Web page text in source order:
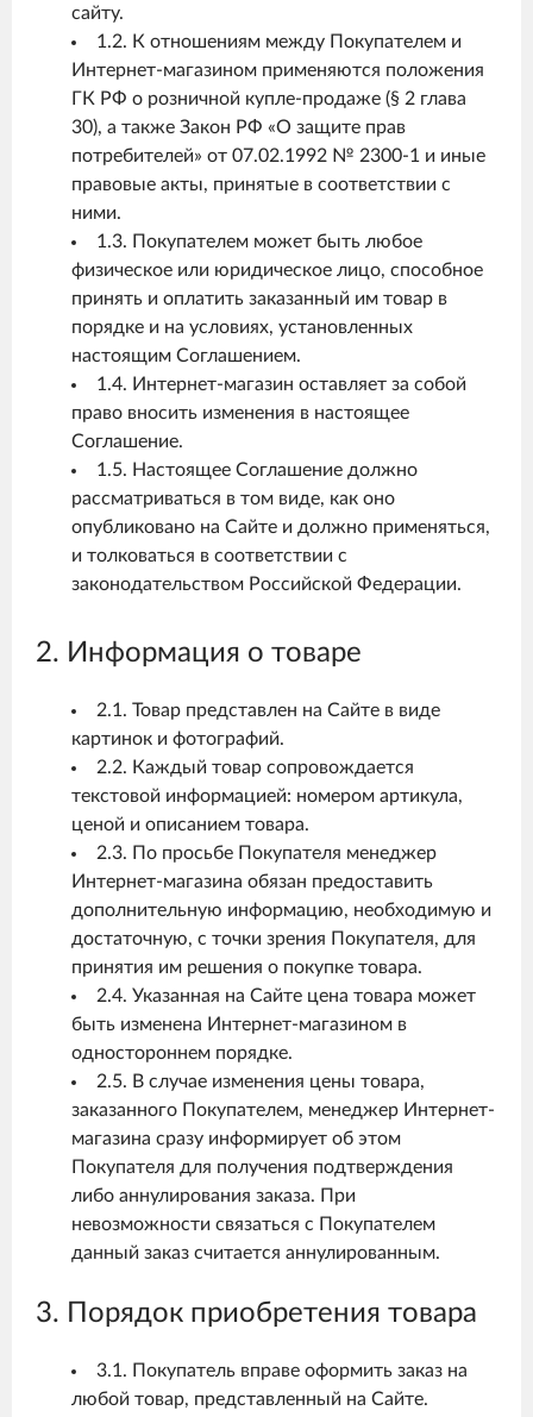
сайту.
1.2. К отношениям между Покупателем и
Интернет-магазином применяются положения
ГК РФ о розничной купле-продаже (§ 2 глава
30), а также Закон РФ «О защите прав
потребителей» от 07.02.1992 № 2300-1 и иные
правовые акты, принятые в соответствии с
ними.
1.3. Покупателем может быть любое
физическое или юридическое лицо, способное
принять и оплатить заказанный им товар в
порядке и на условиях, установленных
настоящим Соглашением.
1.4. Интернет-магазин оставляет за собой
право вносить изменения в настоящее
Соглашение.
1.5. Настоящее Соглашение должно
рассматриваться в том виде, как оно
опубликовано на Сайте и должно применяться,
и толковаться в соответствии с
законодательством Российской Федерации.
2. Информация о товаре
2.1. Товар представлен на Сайте в виде
картинок и фотографий.
2.2. Каждый товар сопровождается
текстовой информацией: номером артикула,
ценой и описанием товара.
2.3. По просьбе Покупателя менеджер
Интернет-магазина обязан предоставить
дополнительную информацию, необходимую и
достаточную, с точки зрения Покупателя, для
принятия им решения о покупке товара.
2.4. Указанная на Сайте цена товара может
быть изменена Интернет-магазином в
одностороннем порядке.
2.5. В случае изменения цены товара,
заказанного Покупателем, менеджер Интернет-
магазина сразу информирует об этом
Покупателя для получения подтверждения
либо аннулирования заказа. При
невозможности связаться с Покупателем
данный заказ считается аннулированным.
3. Порядок приобретения товара
3.1. Покупатель вправе оформить заказ на
любой товар, представленный на Сайте.